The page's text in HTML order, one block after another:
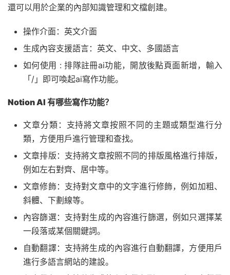
還可以用於企業的內部知識管理和文檔創建。
操作介面：英文介面
生成內容支援語言：英文、中文、多國語言
如何使用 : 排隊註冊ai功能，開放後點頁面新增，輸入
「/」即可喚起ai寫作功能。
Notion AI 有哪些寫作功能？
文章分類：支持將文章按照不同的主題或類型進行分
類，方便用戶進行管理和查找。
文章排版：支持將文章按照不同的排版風格進行排版，
例如左右對齊、居中等。
文章修飾：支持對文章中的文字進行修飾，例如加粗、
斜體、下劃線等。
內容篩選：支持對生成的內容進行篩選，例如只選擇某
一段落或某個關鍵詞。
自動翻譯：支持將生成的內容進行自動翻譯，方便用戶
進行多語言網站的建設。